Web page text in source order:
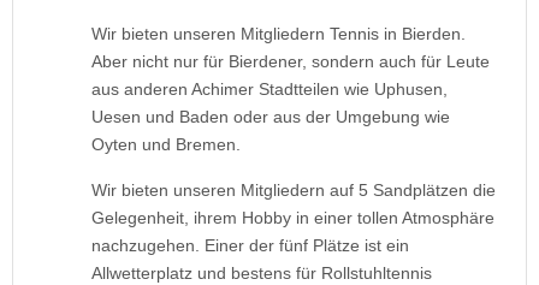
Wir bieten unseren Mitgliedern Tennis in Bierden.
Aber nicht nur für Bierdener, sondern auch für Leute
aus anderen Achimer Stadtteilen wie Uphusen,
Uesen und Baden oder aus der Umgebung wie
Oyten und Bremen.
Wir bieten unseren Mitgliedern auf 5 Sandplätzen die
Gelegenheit, ihrem Hobby in einer tollen Atmosphäre
nachzugehen. Einer der fünf Plätze ist ein
Allwetterplatz und bestens für Rollstuhltennis